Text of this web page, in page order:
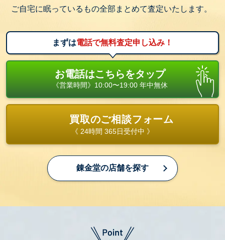
ご自宅に眠っているもの全部まとめて査定いたします。
まずは電話で無料査定申し込み！
お電話はこちらをタップ
《営業時間》10:00〜19:00 年中無休
買取のご相談フォーム
《 24時間 365日受付中 》
錬金堂の店舗を探す